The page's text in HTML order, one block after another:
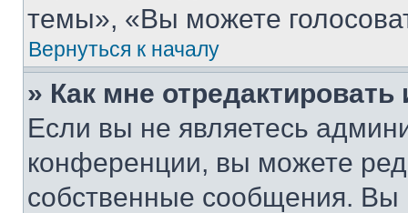
темы», «Вы можете
Вернуться к началу
» Как мне
Если вы не являетесь
конференции, вы можете
собственные сообщения. Вы